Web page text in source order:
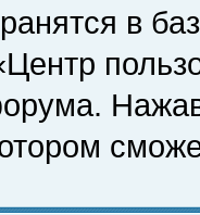
в